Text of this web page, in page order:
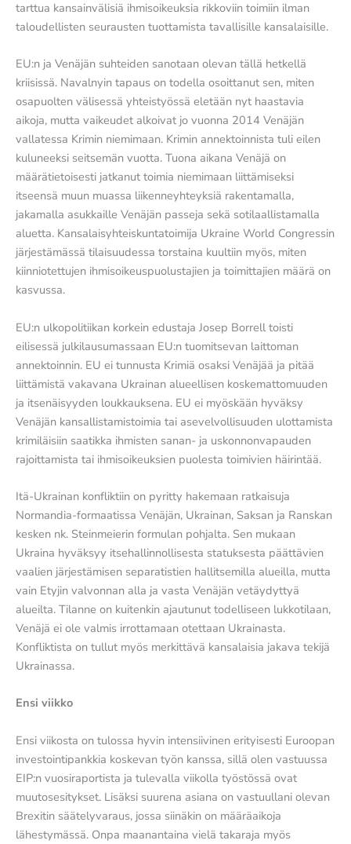
tarttua kansainvälisiä ihmisoikeuksia rikkoviin toimiin ilman
taloudellisten seurausten tuottamista tavallisille kansalaisille.
EU:n ja Venäjän suhteiden sanotaan olevan tällä hetkellä
kriisissä. Navalnyin tapaus on todella osoittanut sen, miten
osapuolten välisessä yhteistyössä eletään nyt haastavia
aikoja, mutta vaikeudet alkoivat jo vuonna 2014 Venäjän
vallatessa Krimin niemimaan. Krimin annektoinnista tuli eilen
kuluneeksi seitsemän vuotta. Tuona aikana Venäjä on
määrätietoisesti jatkanut toimia niemimaan liittämiseksi
itseensä muun muassa liikenneyhteyksiä rakentamalla,
jakamalla asukkaille Venäjän passeja sekä sotilaallistamalla
aluetta. Kansalaisyhteiskuntatoimija Ukraine World Congressin
järjestämässä tilaisuudessa torstaina kuultiin myös, miten
kiinniotettujen ihmisoikeuspuolustajien ja toimittajien määrä on
kasvussa.
EU:n ulkopolitiikan korkein edustaja Josep Borrell toisti
eilisessä julkilausumassaan EU:n tuomitsevan laittoman
annektoinnin. EU ei tunnusta Krimiä osaksi Venäjää ja pitää
liittämistä vakavana Ukrainan alueellisen koskemattomuuden
ja itsenäisyyden loukkauksena. EU ei myöskään hyväksy
Venäjän kansallistamistoimia tai asevelvollisuuden ulottamista
krimiläisiin saatikka ihmisten sanan- ja uskonnonvapauden
rajoittamista tai ihmisoikeuksien puolesta toimivien häirintää.
Itä-Ukrainan konfliktiin on pyritty hakemaan ratkaisuja
Normandia-formaatissa Venäjän, Ukrainan, Saksan ja Ranskan
kesken nk. Steinmeierin formulan pohjalta. Sen mukaan
Ukraina hyväksyy itsehallinnollisesta statuksesta päättävien
vaalien järjestämisen separatistien hallitsemilla alueilla, mutta
vain Etyjin valvonnan alla ja vasta Venäjän vetäydyttyä
alueilta. Tilanne on kuitenkin ajautunut todelliseen lukkotilaan,
Venäjä ei ole valmis irrottamaan otettaan Ukrainasta.
Konfliktista on tullut myös merkittävä kansalaisia jakava tekijä
Ukrainassa.
Ensi viikko
Ensi viikosta on tulossa hyvin intensiivinen erityisesti Euroopan
investointipankkia koskevan työn kanssa, sillä olen vastuussa
EIP:n vuosiraportista ja tulevalla viikolla työstössä ovat
muutosesitykset. Lisäksi suurena asiana on vastuullani olevan
Brexitin säätelyvaraus, jossa siinäkin on määräaikoja
lähestymässä. Onpa maanantaina vielä takaraja myös